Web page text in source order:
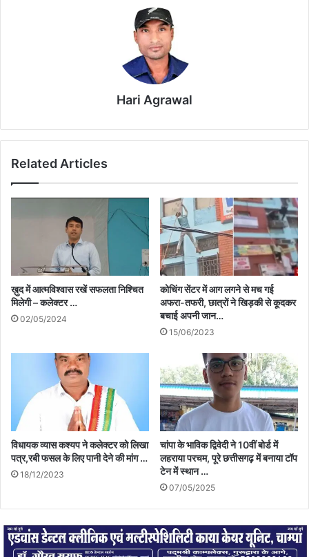
Hari Agrawal
Related Articles
ख़ुद में आत्मविश्वास रखें सफलता निश्चित
मिलेगी – कलेक्टर …
02/05/2024
कोचिंग सेंटर में आग लगने से मच गई
अफरा-तफरी, छात्रों ने खिड़की से कूदकर
बचाई अपनी जान…
15/06/2023
विधायक व्यास कश्यप ने कलेक्टर को लिखा
पत्र,रबी फसल के लिए पानी देने की मांग …
18/12/2023
चांपा के भाविक द्विवेदी ने 10वीं बोर्ड में
लहराया परचम, पूरे छत्तीसगढ़ में बनाया टॉप
टेन में स्थान …
07/05/2025